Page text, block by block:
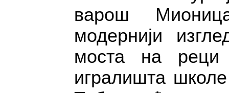
варош
модернији
моста на реци
игралишта